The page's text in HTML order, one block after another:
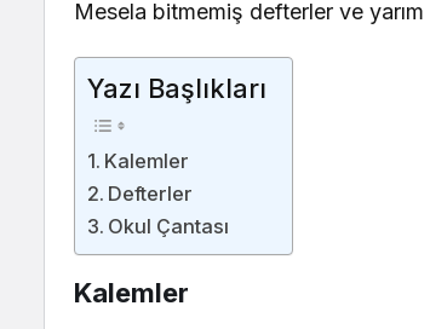
Mesela bitmemiş defterler ve
Yazı Başlıkları
Kalemler
Defterler
Okul Çantası
Kalemler